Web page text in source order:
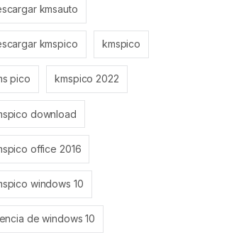
kmsauto
kmspico kmspico
pico kmspico 2022
download
office 2016
windows 10
de windows 10